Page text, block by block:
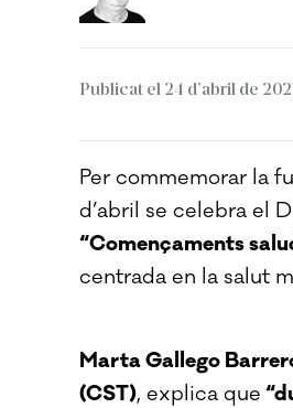
Publicat el 24 d’abril de
Per commemorar la
d’abril se celebra el
“Començaments
centrada en la salut
Marta Gallego
(CST), explica que